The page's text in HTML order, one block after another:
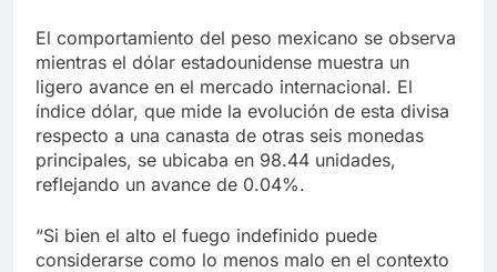
El comportamiento del peso mexicano se observa
mientras el dólar estadounidense muestra un
ligero avance en el mercado internacional. El
índice dólar, que mide la evolución de esta divisa
respecto a una canasta de otras seis monedas
principales, se ubicaba en 98.44 unidades,
reflejando un avance de 0.04%.
“Si bien el alto el fuego indefinido puede
considerarse como lo menos malo en el contexto